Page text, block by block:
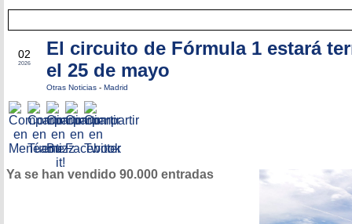
02
2026
El circuito de Fórmula 1 estará
el 25 de mayo
Otras Noticias - Madrid
Ya se han vendido 90.000 entradas